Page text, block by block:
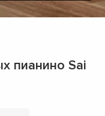
пианино Sai